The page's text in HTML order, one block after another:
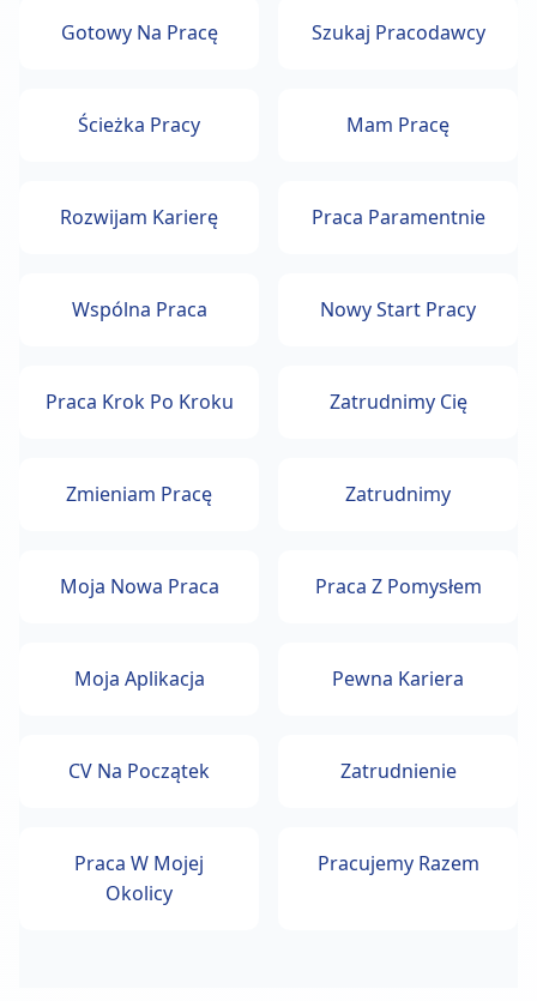
Gotowy Na Pracę Szukaj Pracodawcy
Ścieżka Pracy Mam Pracę
Rozwijam Karierę Praca Paramentnie
Wspólna Praca Nowy Start Pracy
Praca Krok Po Kroku Zatrudnimy Cię
Zmieniam Pracę Zatrudnimy
Moja Nowa Praca Praca Z Pomysłem
Moja Aplikacja Pewna Kariera
CV Na Początek Zatrudnienie
Praca W Mojej
Okolicy
Pracujemy Razem